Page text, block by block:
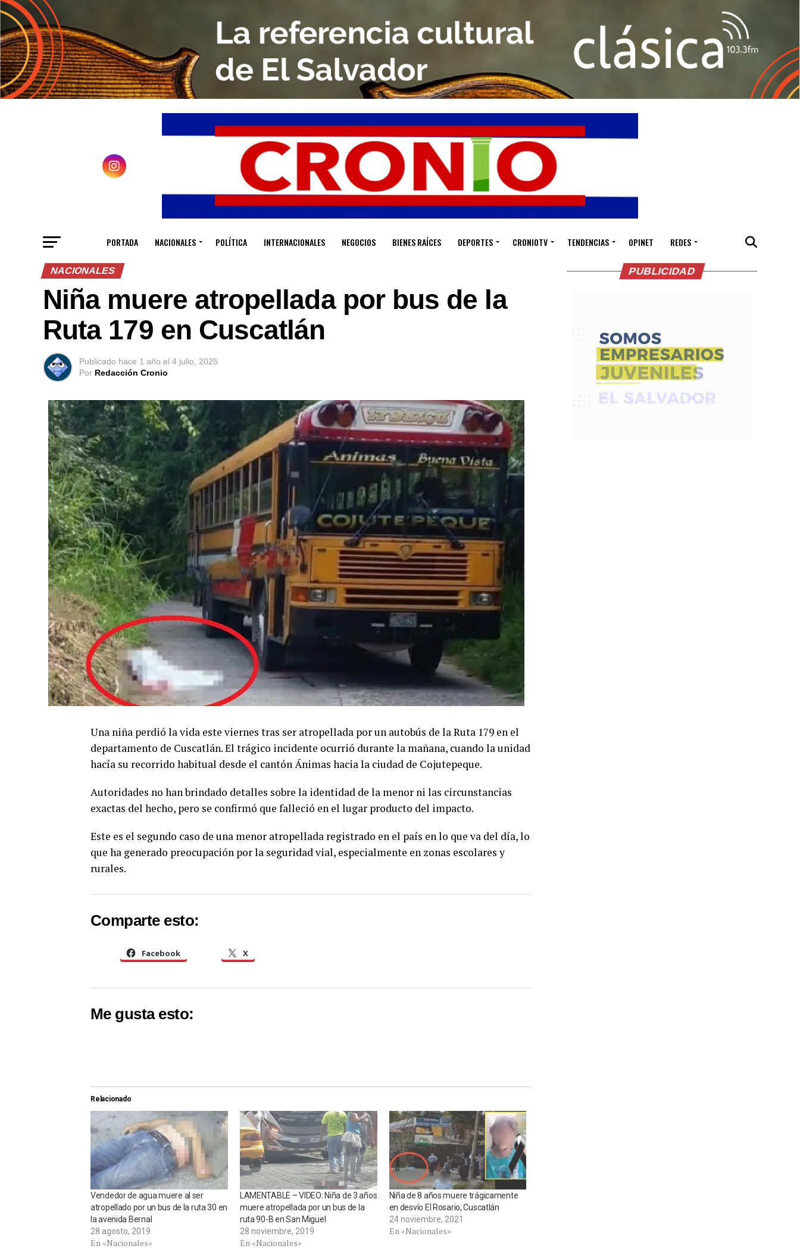
PORTADA NACIONALES POLÍTICA INTERNACIONALES NEGOCIOS BIENES RAÍCES DEPORTES CRONIOTV TENDENCIAS OPINET REDES
NACIONALES
Niña muere atropellada por bus de la
Ruta 179 en Cuscatlán
Publicado hace 1 año el 4 julio, 2025
Por Redacción Cronio
Una niña perdió la vida este viernes tras ser atropellada por un autobús de la Ruta 179 en el
departamento de Cuscatlán. El trágico incidente ocurrió durante la mañana, cuando la unidad
hacía su recorrido habitual desde el cantón Ánimas hacia la ciudad de Cojutepeque.
Autoridades no han brindado detalles sobre la identidad de la menor ni las circunstancias
exactas del hecho, pero se confirmó que falleció en el lugar producto del impacto.
Este es el segundo caso de una menor atropellada registrado en el país en lo que va del día, lo
que ha generado preocupación por la seguridad vial, especialmente en zonas escolares y
rurales.
Comparte esto:
Facebook X
Me gusta esto:
Relacionado
Vendedor de agua muere al ser
atropellado por un bus de la ruta 30 en
la avenida Bernal
28 agosto, 2019
En «Nacionales»
LAMENTABLE – VIDEO: Niña de 3 años
muere atropellada por un bus de la
ruta 90-B en San Miguel
28 noviembre, 2019
En «Nacionales»
Niña de 8 años muere trágicamente
en desvío El Rosario, Cuscatlán
24 noviembre, 2021
En «Nacionales»
PUBLICIDAD